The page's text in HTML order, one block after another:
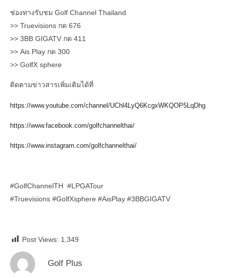
ช่องทางรับชม Golf Channel Thailand
>> Truevisions กด 676
>> 3BB GIGATV กด 411
>> Ais Play กด 300
>> GolfX sphere
ติดตามข่าวสารเพิ่มเติมได้ที่
https://www.youtube.com/channel/UChl4LyQ6KcgxWKQOP5LqDhg
https://www.facebook.com/golfchannelthai/
https://www.instagram.com/golfchannelthai/
#GolfChannelTH #LPGATour
#Truevisions #GolfXsphere #AisPlay #3BBGIGATV
Post Views: 1,349
Golf Plus